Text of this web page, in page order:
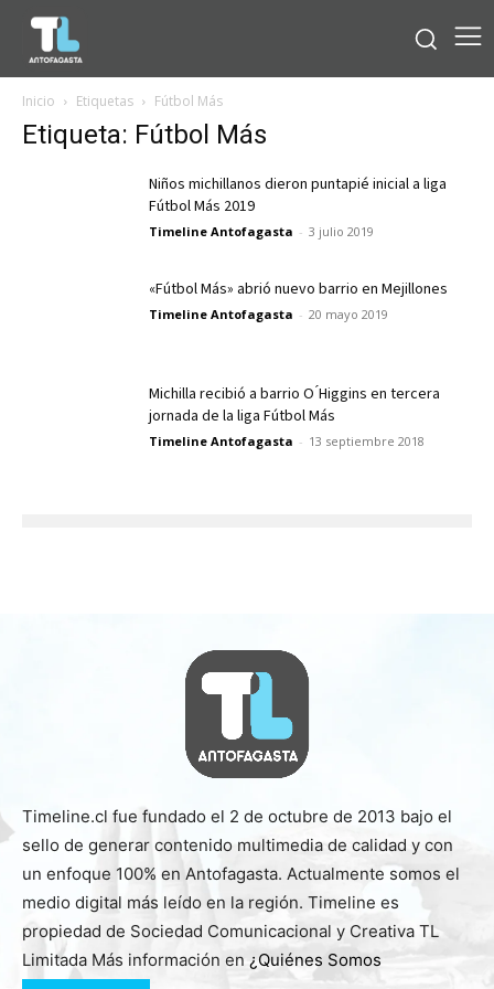
Inicio Etiquetas Fútbol Más
Etiqueta: Fútbol Más
Niños michillanos dieron puntapié inicial a liga
Fútbol Más 2019
Timeline Antofagasta - 3 julio 2019
«Fútbol Más» abrió nuevo barrio en Mejillones
Timeline Antofagasta - 20 mayo 2019
Michilla recibió a barrio O ́Higgins en tercera
jornada de la liga Fútbol Más
Timeline Antofagasta - 13 septiembre 2018
Timeline.cl fue fundado el 2 de octubre de 2013 bajo el
sello de generar contenido multimedia de calidad y con
un enfoque 100% en Antofagasta. Actualmente somos el
medio digital más leído en la región. Timeline es
propiedad de Sociedad Comunicacional y Creativa TL
Limitada Más información en ¿Quiénes Somos